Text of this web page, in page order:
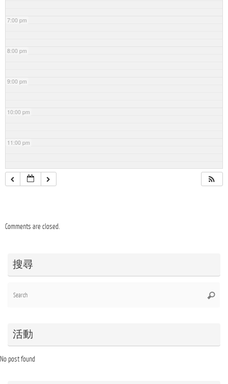
7:00 pm
8:00 pm
9:00 pm
10:00 pm
11:00 pm
Comments are closed.
搜尋
活動
No post found